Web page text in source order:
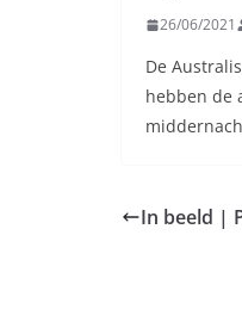
26/06/2021
De
hebben de
In beeld |